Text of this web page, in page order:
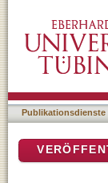
Publikationsdienste